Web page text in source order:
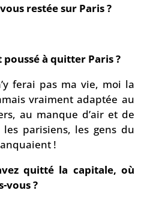
restée sur Paris ?
à quitter Paris ?
ferai pas ma vie, moi la
vraiment adaptée au
au manque d’air et de
parisiens, les gens du
!
quitté la capitale, où
vous ?